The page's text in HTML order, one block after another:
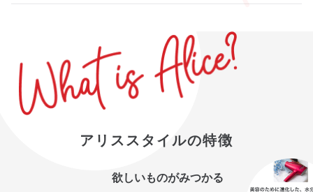
アリススタイルの特徴
欲しいものがみつかる